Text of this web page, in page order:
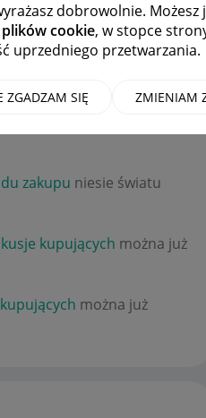
dobrowolnie. Możesz
cookie, w stopce
uprzedniego przetwarzania.
ZGADZAM SIĘ ZMIENIAM
zakupu niesie światu
kupujących można już
można już